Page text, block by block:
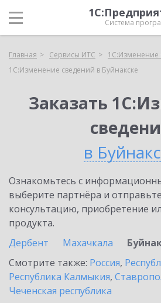
Система
Главная Сервисы ИТС
1С:Изменение
1С:Изменение сведений в Буйнакске
Заказать
в
Ознакомьтесь с
выберите партнёра и
консультацию, приобретение
продукта.
Дербент
Махачкала
Смотрите также: Россия,
Республика Калмыкия,
Чеченская республика